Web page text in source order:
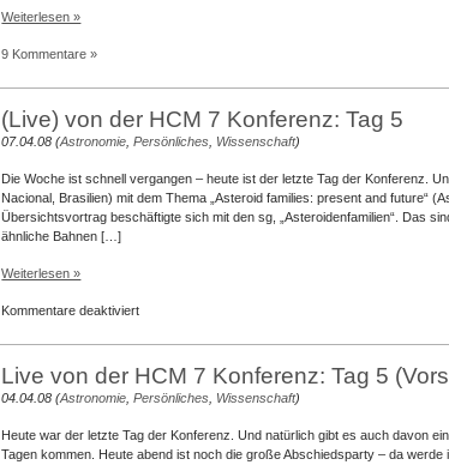
Weiterlesen »
9 Kommentare »
(Live) von der HCM 7 Konferenz: Tag 5
07.04.08 (Astronomie ,Persönliches Wissenschaft)
Die Woche ist schnell vergangen – heute ist der letzte Tag der Konferenz.
Nacional, Brasilien) mit dem Thema „Asteroid families: present and future“
Übersichtsvortrag beschäftigte sich mit den sg, „Asteroidenfamilien“. Das
ähnliche Bahnen […]
Weiterlesen »
Kommentare deaktiviertfür
von
der
HCM
7
Tag
5
Live von der HCM 7 Konferenz: Tag 5
04.04.08 (Astronomie ,Persönliches Wissenschaft)
Heute war der letzte Tag der Konferenz. Und natürlich gibt es auch davon
Tagen kommen. Heute abend ist noch die große Abschiedsparty – da werde